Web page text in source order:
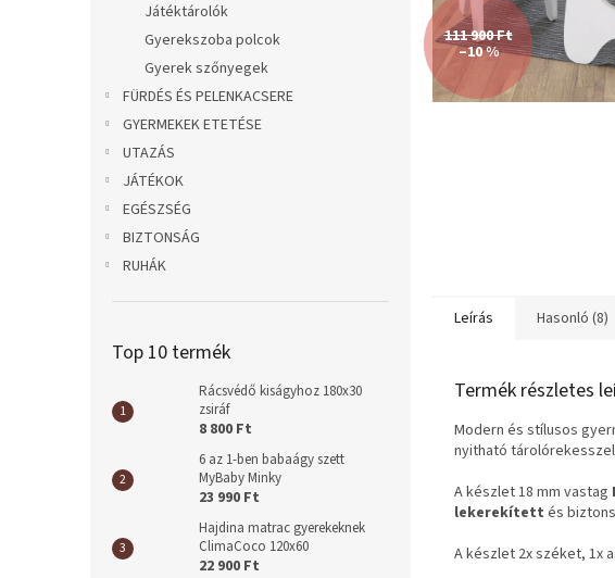
Játéktárolók
Gyerekszoba polcok
Gyerek szőnyegek
FÜRDÉS ÉS PELENKACSERE
GYERMEKEK ETETÉSE
UTAZÁS
JÁTÉKOK
EGÉSZSÉG
BIZTONSÁG
RUHÁK
Top 10 termék
Rácsvédő kiságyhoz 180x30
zsiráf
8 800 Ft
6 az 1-ben babaágy szett
MyBaby Minky
23 990 Ft
Hajdina matrac gyerekeknek
ClimaCoco 120x60
22 900 Ft
111 900 Ft
–10 %
Leírás Hasonló (8)
Termék részletes
Modern és stílusos
nyitható
A készlet 18 mm vastag
lekerekített és
A készlet 2x széket, 1x